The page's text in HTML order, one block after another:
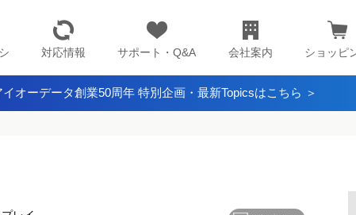
対応情報 サポート・Q&A 会社案内 ショッピ
イオーデータ創業50周年 特別企画・最新Topicsはこちら ＞